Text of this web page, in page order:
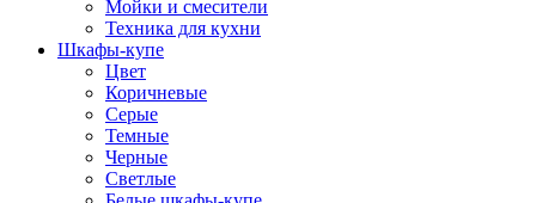
Мойки и смесители
Техника для кухни
Шкафы-купе
Цвет
Коричневые
Серые
Темные
Черные
Светлые